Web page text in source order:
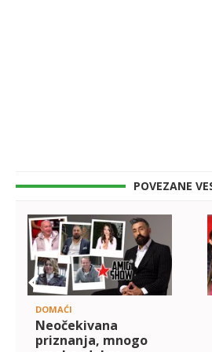
POVEZANE
DOMAĆI
Neočekivana
priznanja, mnogo